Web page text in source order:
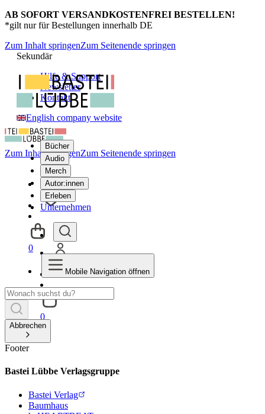
AB SOFORT VERSANDKOSTENFREI BESTELLEN!
*gilt nur für Bestellungen innerhalb DE
Zum Inhalt springenZum Seitenende springen
Sekundär
Hilfe & Support
Newsletter
Kontakt
English company website
Bücher
Audio
Merch
Autor:innen
Erleben
Unternehmen
0
Zum Inhalt springenZum Seitenende springen
0
Mobile Navigation öffnen
Abbrechen
Footer
Bastei Lübbe Verlagsgruppe
Bastei Verlag
Baumhaus